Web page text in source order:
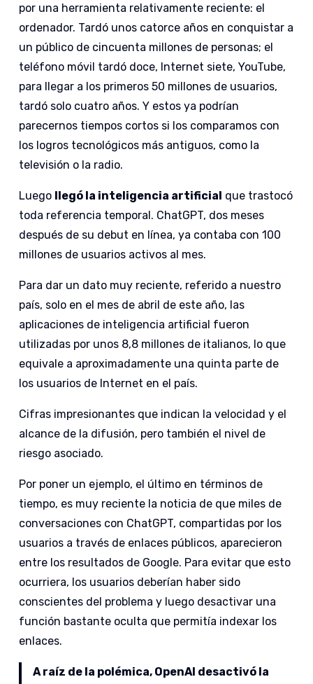
por una herramienta relativamente reciente: el
ordenador. Tardó unos catorce años en conquistar a
un público de cincuenta millones de personas; el
teléfono móvil tardó doce, Internet siete, YouTube,
para llegar a los primeros 50 millones de usuarios,
tardó solo cuatro años. Y estos ya podrían
parecernos tiempos cortos si los comparamos con
los logros tecnológicos más antiguos, como la
televisión o la radio.
Luego llegó la inteligencia artificial que trastocó
toda referencia temporal. ChatGPT, dos meses
después de su debut en línea, ya contaba con 100
millones de usuarios activos al mes.
Para dar un dato muy reciente, referido a nuestro
país, solo en el mes de abril de este año, las
aplicaciones de inteligencia artificial fueron
utilizadas por unos 8,8 millones de italianos, lo que
equivale a aproximadamente una quinta parte de
los usuarios de Internet en el país.
Cifras impresionantes que indican la velocidad y el
alcance de la difusión, pero también el nivel de
riesgo asociado.
Por poner un ejemplo, el último en términos de
tiempo, es muy reciente la noticia de que miles de
conversaciones con ChatGPT, compartidas por los
usuarios a través de enlaces públicos, aparecieron
entre los resultados de Google. Para evitar que esto
ocurriera, los usuarios deberían haber sido
conscientes del problema y luego desactivar una
función bastante oculta que permitía indexar los
enlaces.
A raíz de la polémica, OpenAI desactivó la